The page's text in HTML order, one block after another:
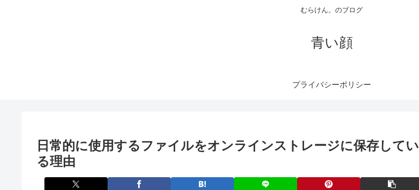
むらけん。のブログ
青い顔
プライバシーポリシー
日常的に使用するファイルをオンラインストレージに保存してい
る理由